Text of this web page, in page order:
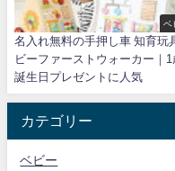
ベ
名入れ無料の手押し車 知育玩
ビーファーストウォーカー｜1
誕生日プレゼントに人気
カテゴリー
ベビー